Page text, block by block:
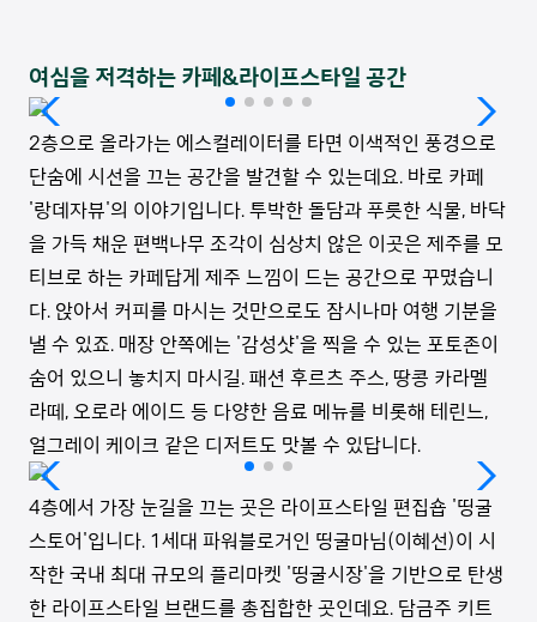
여심을 저격하는 카페&라이프스타일 공간
2층으로 올라가는 에스컬레이터를 타면 이색적인 풍경으로
단숨에 시선을 끄는 공간을 발견할 수 있는데요. 바로 카페
'랑데자뷰'의 이야기입니다. 투박한 돌담과 푸릇한 식물, 바닥
을 가득 채운 편백나무 조각이 심상치 않은 이곳은 제주를 모
티브로 하는 카페답게 제주 느낌이 드는 공간으로 꾸몄습니
다. 앉아서 커피를 마시는 것만으로도 잠시나마 여행 기분을
낼 수 있죠. 매장 안쪽에는 '감성샷'을 찍을 수 있는 포토존이
숨어 있으니 놓치지 마시길. 패션 후르츠 주스, 땅콩 카라멜
라떼, 오로라 에이드 등 다양한 음료 메뉴를 비롯해 테린느,
얼그레이 케이크 같은 디저트도 맛볼 수 있답니다.
4층에서 가장 눈길을 끄는 곳은 라이프스타일 편집숍 '띵굴
스토어'입니다. 1세대 파워블로거인 띵굴마님(이혜선)이 시
작한 국내 최대 규모의 플리마켓 '띵굴시장'을 기반으로 탄생
한 라이프스타일 브랜드를 총집합한 곳인데요. 담금주 키트